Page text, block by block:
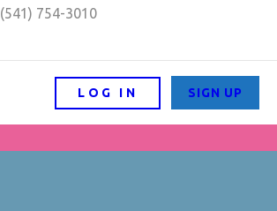
(541) 754-3010
LOG IN SIGN UP